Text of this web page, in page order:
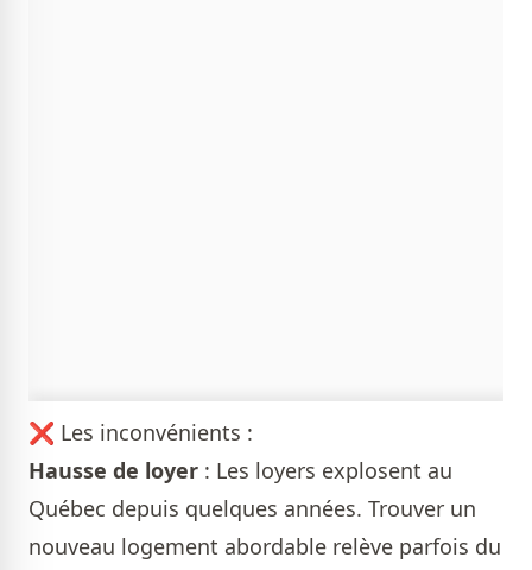
❌ Les inconvénients :
Hausse de loyer : Les loyers explosent au
Québec depuis quelques années. Trouver un
nouveau logement abordable relève parfois du